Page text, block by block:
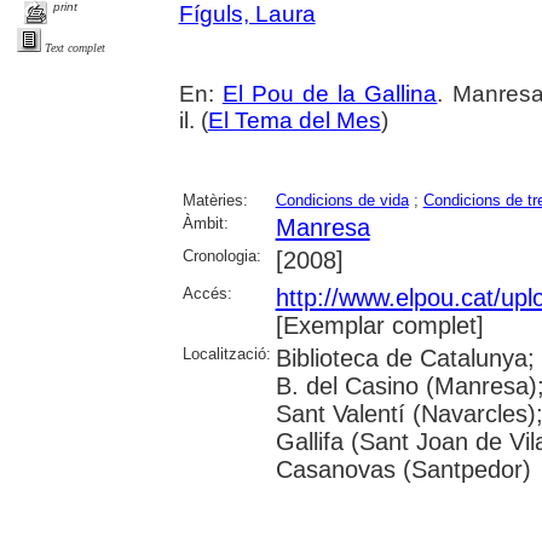
print
Text complet
Fíguls, Laura
En: El Pou de la Gallina.
il. (El Tema del Mes)
Matèries: Condicions de vida; Condicions de
Àmbit:
Manresa
Cronologia: [2008]
Accés:
http://www.elpou.cat/
[Exemplar complet]
Localització: Biblioteca de
B. del Casino
Sant Valentí
Gallifa (Sant Joan de
Casanovas (Santpedor)